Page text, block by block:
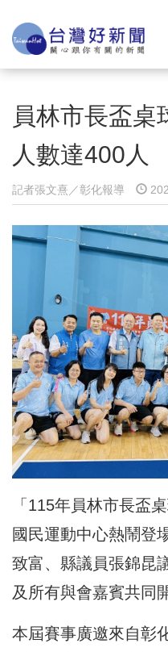
員林市長盃
人數達400人
記者張文熹／彰化報導
「115年員林市長盃
國民運動中心熱鬧登
致富、縣議員張錦昆
及所有與會嘉賓共同
本屆賽事廣邀來自彰